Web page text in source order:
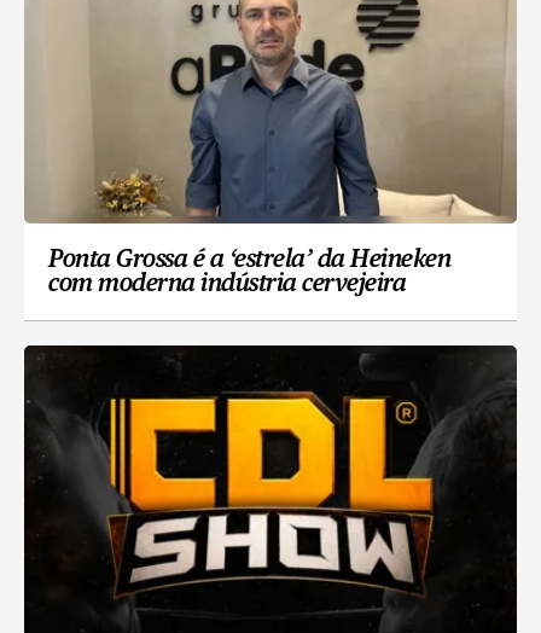
Ponta Grossa é a ‘estrela’ da Heineken
com moderna indústria cervejeira